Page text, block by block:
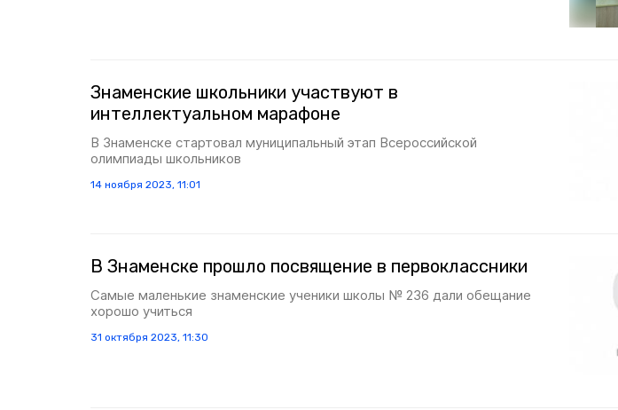
Знаменские школьники участвуют в
интеллектуальном марафоне
В Знаменске стартовал муниципальный этап Всероссийской
олимпиады школьников
14 ноября 2023, 11:01
В Знаменске прошло посвящение в первоклассники
Самые маленькие знаменские ученики школы № 236 дали обещание
хорошо учиться
31 октября 2023, 11:30